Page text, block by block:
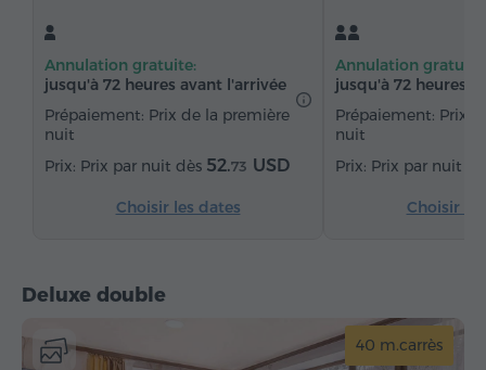
Moquette Thé/Café
Fer à repasser avec planche (sur demande)
Annulation gratuite:
jusqu'à 72 heures avant l'arrivée
Prépaiement: Prix de la première
nuit
Prix par nuit dès 52.73 USD
Choisir les dates
Annulation gratuite:
jusqu'à 72 heures
Prépaiement: Prix
nuit
Prix par nuit
Choisir
Deluxe double
40 m.carrès